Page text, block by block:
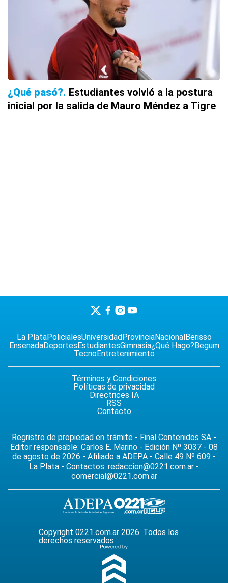
¿Qué pasó? Estudiantes volvió a la postura
inicial por la salida de Mauro Méndez a Tigre
La PlataPolicialesUniversidadProvinciaNacionalBerisso
EnsenadaDeportesEstudiantesGimnasia¿Qué Hago?Begum
TecnoEntretenimiento
Términos y Condiciones
Políticas de privacidad
Directrices IA
RSS
Contacto
Regristro de propiedad en trámite - Final Contenidos SA -
Editor responsable: Carlos E. Marino - Edición Nº 3037 - 08
de agosto de 2026 - Afiliado a ADEPA - Calle 49 Nº 609 -
La Plata - Contactos: redaccion@0221.com.ar -
comercial@0221.com.ar
Copyright 0221.com.ar 2026. Todos los
derechos reservados